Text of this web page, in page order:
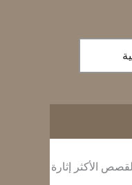
الأكثر إثارة